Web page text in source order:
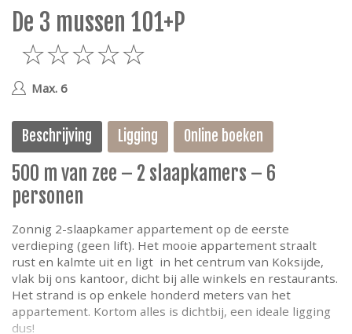
De 3 mussen 101+P
5 Max. 6
Beschrijving Ligging Online boeken
500 m van zee – 2 slaapkamers – 6
personen
Zonnig 2-slaapkamer appartement op de eerste
verdieping (geen lift). Het mooie appartement straalt
rust en kalmte uit en ligt in het centrum van Koksijde,
vlak bij ons kantoor, dicht bij alle winkels en restaurants.
Het strand is op enkele honderd meters van het
appartement. Kortom alles is dichtbij, een ideale ligging
dus!